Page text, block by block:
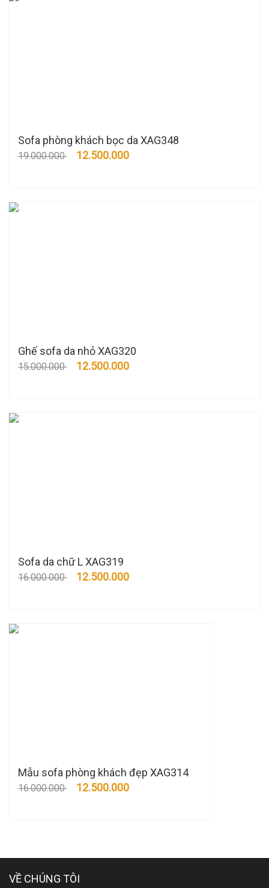
Sofa phòng khách bọc da XAG348
19.000.000 12.500.000
Ghế sofa da nhỏ XAG320
15.000.000 12.500.000
Sofa da chữ L XAG319
16.000.000 12.500.000
Mẫu sofa phòng khách đẹp XAG314
16.000.000 12.500.000
VỀ CHÚNG TÔI